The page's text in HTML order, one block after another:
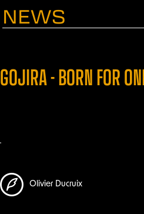
NEWS
GOJIRA - BORN FOR
Olivier Ducruix